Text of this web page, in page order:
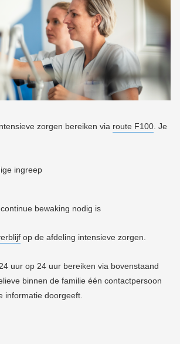
zorgen bereiken via route F100 . Je
ingreep
bewaking nodig is
op de afdeling intensieve zorgen.
uur op 24 uur bereiken via bovenstaand
binnen de familie één contactpersoon
informatie doorgeeft.